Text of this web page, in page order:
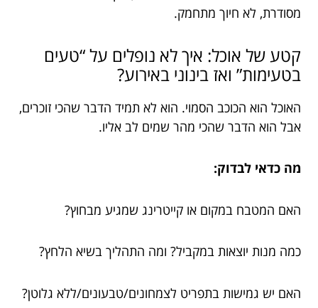
מסודרת, לא חיוך מתחמק.
קטע של אוכל: איך לא נופלים על “טעים
בטעימות” ואז בינוני באירוע?
האוכל הוא הכוכב הסמוי. הוא לא תמיד הדבר שהכי זוכרים,
אבל הוא הדבר שהכי מהר שמים לב אליו.
מה כדאי לבדוק:
האם המטבח במקום או קייטרינג שמגיע מבחוץ?
כמה מנות יוצאות במקביל? ומה התהליך בשיא הלחץ?
האם יש גמישות בתפריט לצמחונים/טבעונים/ללא גלוטן?